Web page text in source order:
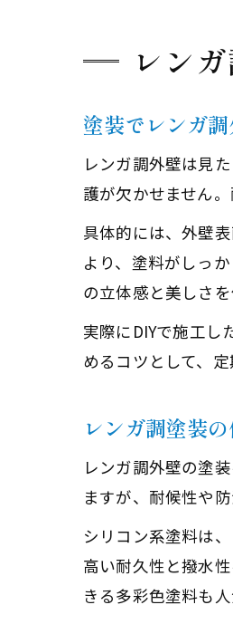
レン
塗装でレンガ
レンガ調外壁は見
護が欠かせません
具体的には、外壁
より、塗料がしっ
の立体感と美しさを
実際にDIYで施工し
めるコツとして、
レンガ調塗装
レンガ調外壁の塗
ますが、耐候性や
シリコン系塗料は
高い耐久性と撥水
きる多彩色塗料も人